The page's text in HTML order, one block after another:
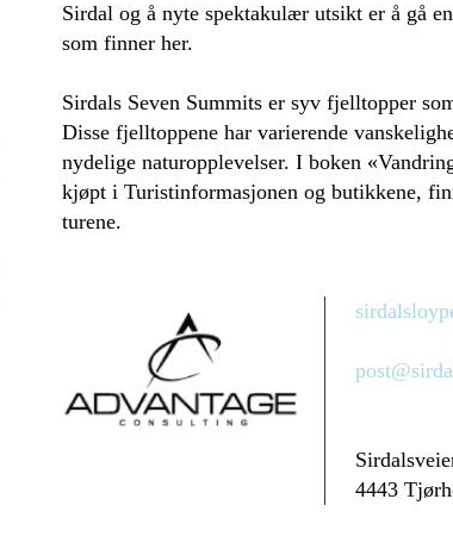
Sirdal og å nyte spektakulær utsikt er å gå
som finner her.
Sirdals Seven Summits er syv fjelltopper
Disse fjelltoppene har varierende
nydelige naturopplevelser. I boken
kjøpt i Turistinformasjonen og butikkene,
turene.
4443